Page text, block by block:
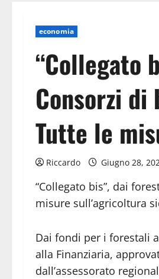
economia
“Collegato
Consorzi
Tutte le
Riccardo Giugno 28,
“Collegato bis”, dai
misure sull’agricoltura
Dai fondi per i forestali
alla Finanziaria,
dall’assessorato